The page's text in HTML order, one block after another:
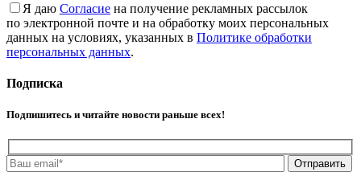
Я даю Cогласие на получение рекламных рассылок
по электронной почте и на обработку моих персональных
данных на условиях, указанных в Политике обработки
персональных данных.
Подписка
Подпишитесь и читайте новости раньше всех!
Отправить